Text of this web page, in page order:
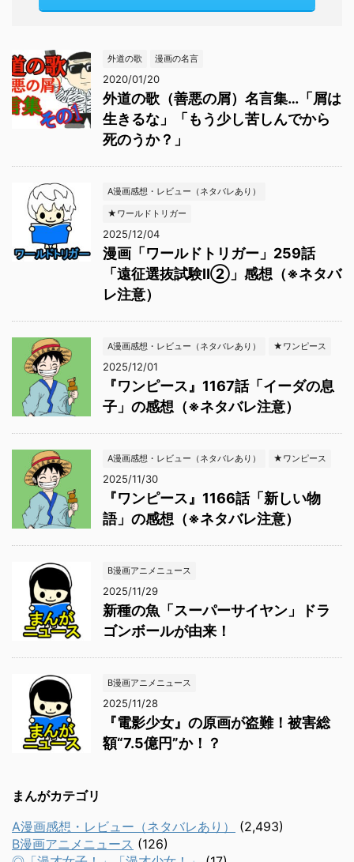
外道の歌 漫画の名言
2020/01/20
外道の歌（善悪の屑）名言集…「屑は
生きるな」「もう少し苦しんでから
死のうか？」
A漫画感想・レビュー（ネタバレあり）
★ワールドトリガー
2025/12/04
漫画「ワールドトリガー」259話
「遠征選抜試験Ⅱ②」感想（※ネタバ
レ注意）
A漫画感想・レビュー（ネタバレあり） ★ワンピース
2025/12/01
『ワンピース』1167話「イーダの息
子」の感想（※ネタバレ注意）
A漫画感想・レビュー（ネタバレあり） ★ワンピース
2025/11/30
『ワンピース』1166話「新しい物
語」の感想（※ネタバレ注意）
B漫画アニメニュース
2025/11/29
新種の魚「スーパーサイヤン」ドラ
ゴンボールが由来！
B漫画アニメニュース
2025/11/28
『電影少女』の原画が盗難！被害総
額“7.5億円”か！？
まんがカテゴリ
A漫画感想・レビュー（ネタバレあり）
(2,493)
B漫画アニメニュース (126)